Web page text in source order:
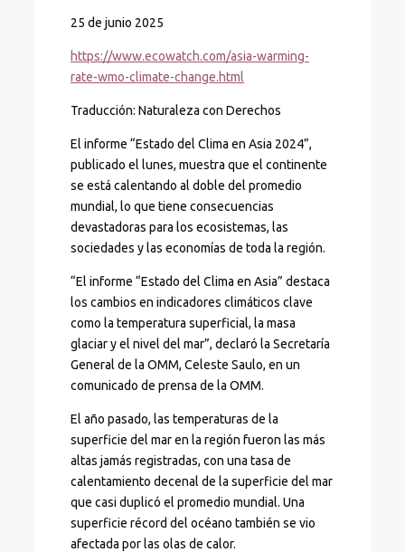
25 de junio 2025
https://www.ecowatch.com/asia-warming-
rate-wmo-climate-change.html
Traducción: Naturaleza con Derechos
El informe “Estado del Clima en Asia 2024”,
publicado el lunes, muestra que el continente
se está calentando al doble del promedio
mundial, lo que tiene consecuencias
devastadoras para los ecosistemas, las
sociedades y las economías de toda la región.
“El informe “Estado del Clima en Asia” destaca
los cambios en indicadores climáticos clave
como la temperatura superficial, la masa
glaciar y el nivel del mar”, declaró la Secretaría
General de la OMM, Celeste Saulo, en un
comunicado de prensa de la OMM.
El año pasado, las temperaturas de la
superficie del mar en la región fueron las más
altas jamás registradas, con una tasa de
calentamiento decenal de la superficie del mar
que casi duplicó el promedio mundial. Una
superficie récord del océano también se vio
afectada por las olas de calor.